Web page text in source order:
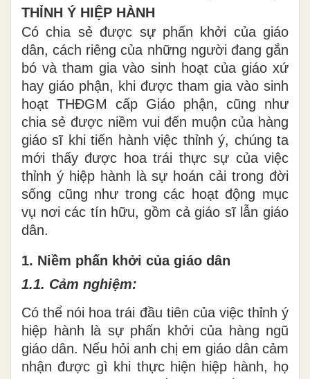
THỈNH Ý HIỆP HÀNH
Có chia sẻ được sự phấn khởi của giáo
dân, cách riêng của những người đang gắn
bó và tham gia vào sinh hoạt của giáo xứ
hay giáo phận, khi được tham gia vào sinh
hoạt THĐGM cấp Giáo phận, cũng như
chia sẻ được niềm vui đến muộn của hàng
giáo sĩ khi tiến hành việc thỉnh ý, chúng ta
mới thấy được hoa trái thực sự của việc
thỉnh ý hiệp hành là sự hoán cải trong đời
sống cũng như trong các hoạt động mục
vụ nơi các tín hữu, gồm cả giáo sĩ lẫn giáo
dân.
1. Niềm phấn khởi của giáo dân
1.1. Cảm nghiệm:
Có thể nói hoa trái đầu tiên của việc thỉnh ý
hiệp hành là sự phấn khởi của hàng ngũ
giáo dân. Nếu hỏi anh chị em giáo dân cảm
nhận được gì khi thực hiện hiệp hành, họ